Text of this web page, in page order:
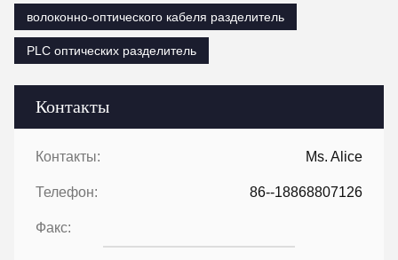
Контакты
Контакты: Ms. Alice
Телефон: 86--18868807126
Факс:
волоконно-оптического кабеля разделитель
PLC оптических разделитель